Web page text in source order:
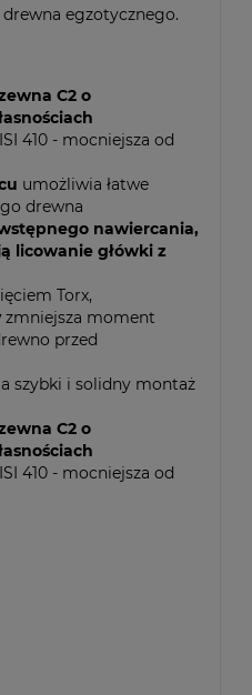
egzotycznego.
C2 o
410 - mocniejsza od
umożliwia łatwe
drewna
nawiercania,
licowanie główki z
Torx,
zmniejsza moment
przed
szybki i solidny montaż
C2 o
410 - mocniejsza od